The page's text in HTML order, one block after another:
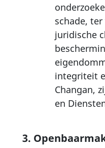
schade,
juridische
integriteit
Changan,
en
3.